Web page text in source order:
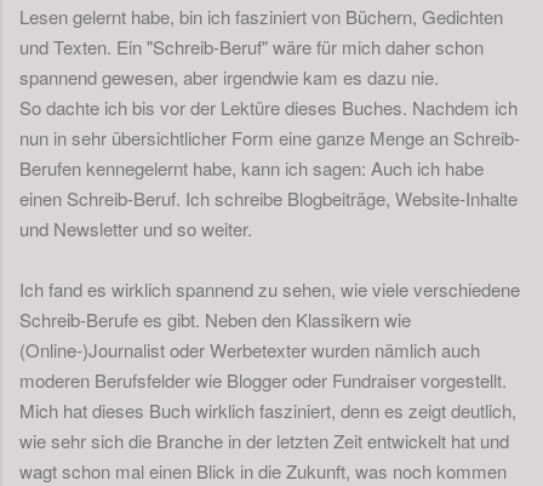
Lesen gelernt habe, bin ich fasziniert von Büchern, Gedichten
und Texten. Ein "Schreib-Beruf" wäre für mich daher schon
spannend gewesen, aber irgendwie kam es dazu nie.
So dachte ich bis vor der Lektüre dieses Buches. Nachdem ich
nun in sehr übersichtlicher Form eine ganze Menge an Schreib-
Berufen kennegelernt habe, kann ich sagen: Auch ich habe
einen Schreib-Beruf. Ich schreibe Blogbeiträge, Website-Inhalte
und Newsletter und so weiter.
Ich fand es wirklich spannend zu sehen, wie viele verschiedene
Schreib-Berufe es gibt. Neben den Klassikern wie
(Online-)Journalist oder Werbetexter wurden nämlich auch
moderen Berufsfelder wie Blogger oder Fundraiser vorgestellt.
Mich hat dieses Buch wirklich fasziniert, denn es zeigt deutlich,
wie sehr sich die Branche in der letzten Zeit entwickelt hat und
wagt schon mal einen Blick in die Zukunft, was noch kommen